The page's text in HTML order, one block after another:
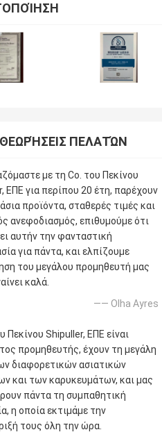
ΠΕΛΑΤΏΝ
με τη Co. του Πεκίνου
ΕΠΕ για περίπου 20 έτη, παρέχουν
προϊόντα, σταθερές τιμές και
ανεφοδιασμός, επιθυμούμε ότι
αυτήν την φανταστική
για πάντα, και ελπίζουμε
του μεγάλου προμηθευτή μας
καλά.
—— Olha Ayres
Πεκίνου Shipuller, ΕΠΕ είναι
προμηθευτής, έχουν τη μεγάλη
διαφορετικών ασιατικών
και των καρυκευμάτων, και μας
πάντα τη συμπαθητική
η οποία εκτιμάμε την
τους όλη την ώρα.